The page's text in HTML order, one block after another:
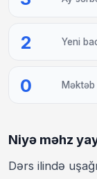
2 Yeni
0
Niyə məhz
Dərs ilində